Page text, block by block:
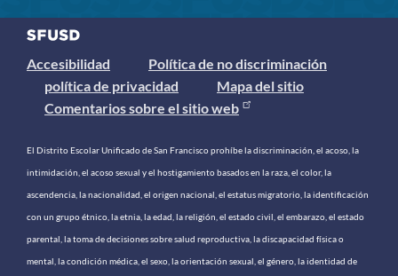
Accesibilidad
Política de no discriminación
política de privacidad
Mapa del sitio
Comentarios sobre el sitio web
El Distrito Escolar Unificado de San Francisco prohíbe la discriminación, el acoso, la
intimidación, el acoso sexual y el hostigamiento basados ​​en la raza, el color, la
ascendencia, la nacionalidad, el origen nacional, el estatus migratorio, la identificación
con un grupo étnico, la etnia, la edad, la religión, el estado civil, el embarazo, el estado
parental, la toma de decisiones sobre salud reproductiva, la discapacidad física o
mental, la condición médica, el sexo, la orientación sexual, el género, la identidad de